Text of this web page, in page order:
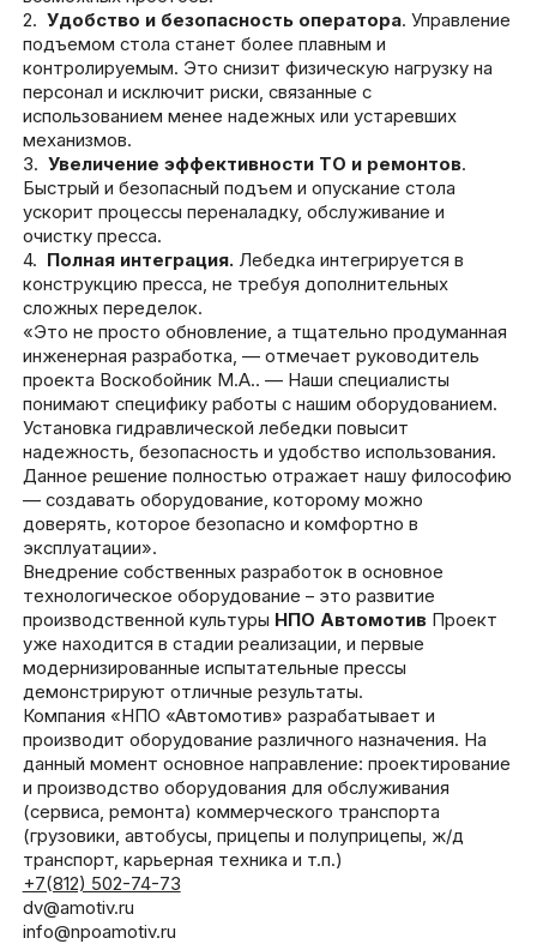
2. Удобство и безопасность оператора. Управление
подъемом стола станет более плавным и
контролируемым. Это снизит физическую нагрузку на
персонал и исключит риски, связанные с
использованием менее надежных или устаревших
механизмов.
3. Увеличение эффективности ТО и ремонтов.
Быстрый и безопасный подъем и опускание стола
ускорит процессы переналадку, обслуживание и
очистку пресса.
4. Полная интеграция. Лебедка интегрируется в
конструкцию пресса, не требуя дополнительных
сложных переделок.
«Это не просто обновление, а тщательно продуманная
инженерная разработка, — отмечает руководитель
проекта Воскобойник М.А.. — Наши специалисты
понимают специфику работы с нашим оборудованием.
Установка гидравлической лебедки повысит
надежность, безопасность и удобство использования.
Данное решение полностью отражает нашу философию
— создавать оборудование, которому можно
доверять, которое безопасно и комфортно в
эксплуатации».
Внедрение собственных разработок в основное
технологическое оборудование – это развитие
производственной культуры НПО АвтомотивПроект
уже находится в стадии реализации, и первые
модернизированные испытательные прессы
демонстрируют отличные результаты.
Компания «НПО «Автомотив» разрабатывает и
производит оборудование различного назначения. На
данный момент основное направление: проектирование
и производство оборудования для обслуживания
(сервиса, ремонта) коммерческого транспорта
(грузовики, автобусы, прицепы и полуприцепы, ж/д
транспорт, карьерная техника и т.п.)
+7(812) 502-74-73
dv@amotiv.ru
info@npoamotiv.ru